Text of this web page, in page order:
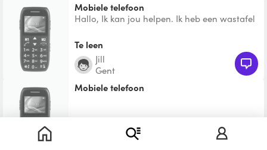
Mobiele telefoon
Hallo, Ik kan jou helpen. Ik heb een wastafel
Te leen
Jill
Gent
Mobiele telefoon
Frederiek